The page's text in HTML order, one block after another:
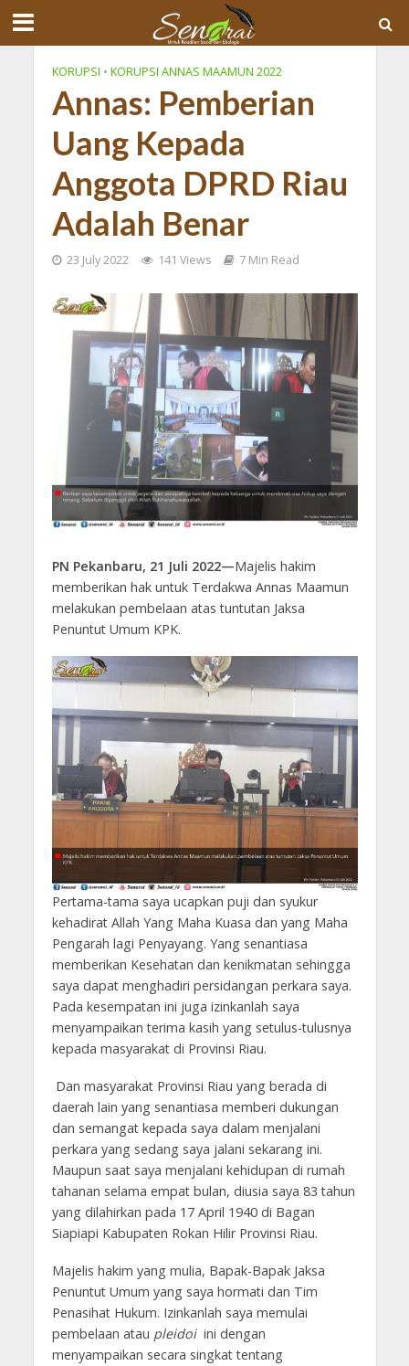
KORUPSI • KORUPSI ANNAS MAAMUN 2022
Annas: Pemberian
Uang Kepada
Anggota DPRD Riau
Adalah Benar
23 July 2022 141 Views 7 Min Read
PN Pekanbaru, 21 Juli 2022—Majelis hakim
memberikan hak untuk Terdakwa Annas Maamun
melakukan pembelaan atas tuntutan Jaksa
Penuntut Umum KPK.
Pertama-tama saya ucapkan puji dan syukur
kehadirat Allah Yang Maha Kuasa dan yang Maha
Pengarah lagi Penyayang. Yang senantiasa
memberikan Kesehatan dan kenikmatan sehingga
saya dapat menghadiri persidangan perkara saya.
Pada kesempatan ini juga izinkanlah saya
menyampaikan terima kasih yang setulus-tulusnya
kepada masyarakat di Provinsi Riau.
Dan masyarakat Provinsi Riau yang berada di
daerah lain yang senantiasa memberi dukungan
dan semangat kepada saya dalam menjalani
perkara yang sedang saya jalani sekarang ini.
Maupun saat saya menjalani kehidupan di rumah
tahanan selama empat bulan, diusia saya 83 tahun
yang dilahirkan pada 17 April 1940 di Bagan
Siapiapi Kabupaten Rokan Hilir Provinsi Riau.
Majelis hakim yang mulia, Bapak-Bapak Jaksa
Penuntut Umum yang saya hormati dan Tim
Penasihat Hukum. Izinkanlah saya memulai
pembelaan atau pleidoi ini dengan
menyampaikan secara singkat tentang